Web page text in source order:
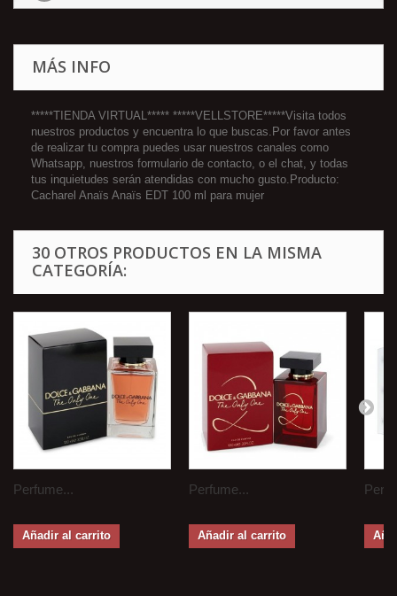
MÁS INFO
*****TIENDA VIRTUAL***** *****VELLSTORE*****Visita todos
nuestros productos y encuentra lo que buscas.Por favor antes
de realizar tu compra puedes usar nuestros canales como
Whatsapp, nuestros formulario de contacto, o el chat, y todas
tus inquietudes serán atendidas con mucho gusto.Producto:
Cacharel Anaïs Anaïs EDT 100 ml para mujer
30 OTROS PRODUCTOS EN LA MISMA
CATEGORÍA:
Perfume...
Añadir al carrito
Perfume...
Añadir al carrito